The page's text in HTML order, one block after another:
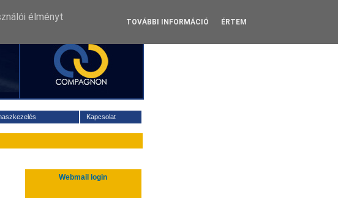
Kapcsolat
Webmail login
élményt
TOVÁBBI INFORMÁCIÓ ÉRTEM